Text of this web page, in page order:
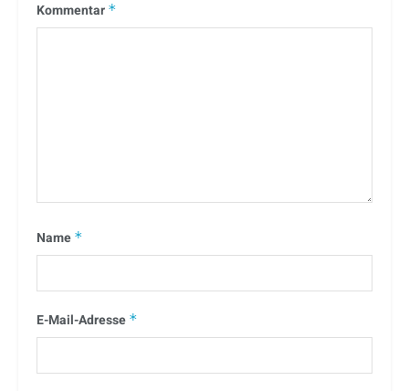
Kommentar *
Name *
E-Mail-Adresse *